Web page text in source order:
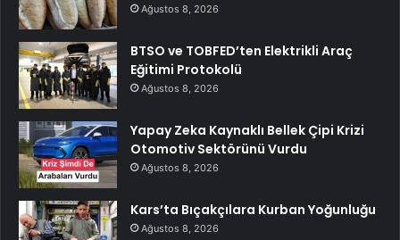
Ağustos 8, 2026
BTSO ve TOBFED’ten Elektrikli Araç
Eğitimi Protokolü
Ağustos 8, 2026
Yapay Zeka Kaynaklı Bellek Çipi Krizi
Otomotiv Sektörünü Vurdu
Ağustos 8, 2026
Kars’ta Bıçakçılara Kurban Yoğunluğu
Ağustos 8, 2026